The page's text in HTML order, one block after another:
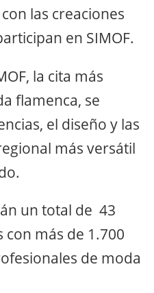
las creaciones
en SIMOF.
la cita más
flamenca, se
el diseño y las
más versátil
un total de 43
más de 1.700
de moda